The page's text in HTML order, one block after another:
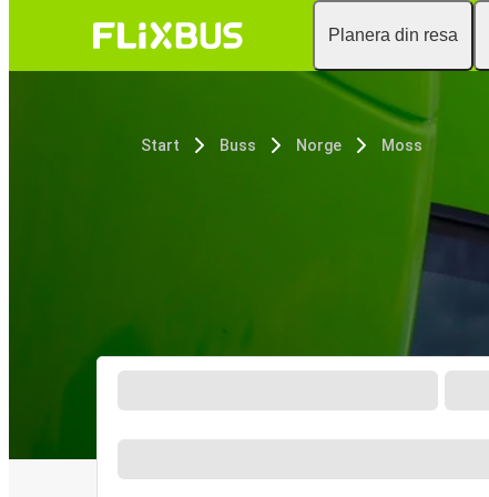
Planera din resa
Start Buss Norge Moss